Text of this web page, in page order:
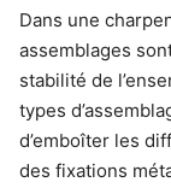
Dans une
assemblages
stabilité de
types
d’emboîter les
des fixations